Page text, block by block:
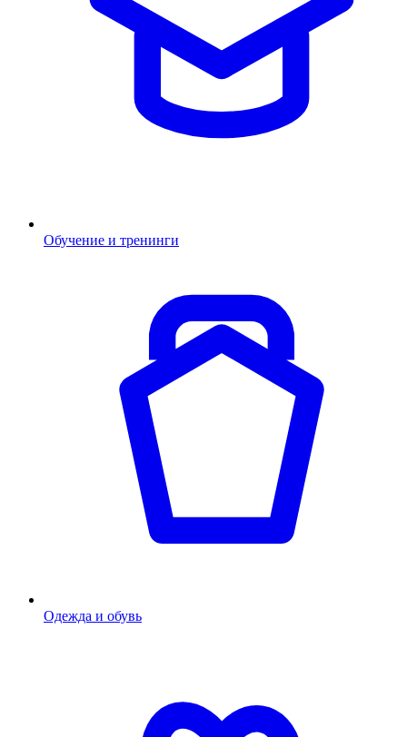
Обучение и тренинги
Одежда и обувь